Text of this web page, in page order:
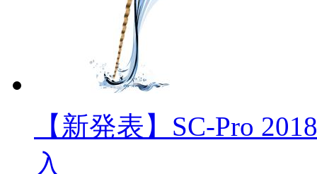
【新発表】SC-Pro
入